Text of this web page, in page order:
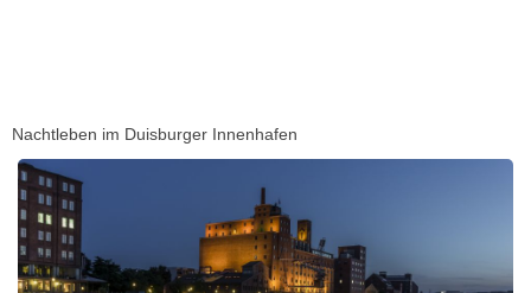
Nachtleben im Duisburger Innenhafen